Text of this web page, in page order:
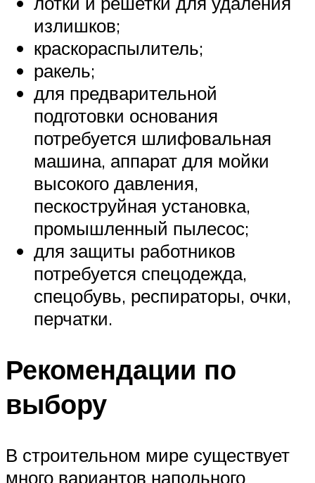
излишков;
краскораспылитель;
ракель;
для предварительной
подготовки основания
потребуется шлифовальная
машина, аппарат для мойки
высокого давления,
пескоструйная установка,
промышленный пылесос;
для защиты работников
потребуется спецодежда,
спецобувь, респираторы, очки,
перчатки.
Рекомендации по
выбору
В строительном мире существует
много вариантов напольного